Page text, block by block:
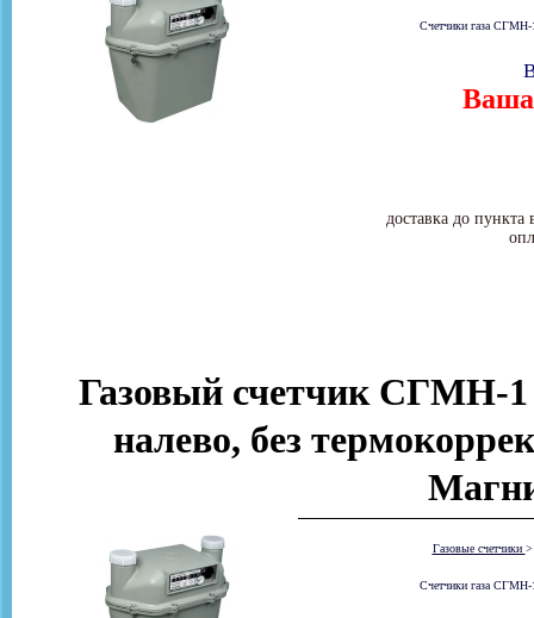
Счетчики газа СГМН-
Ваша
доставка до
Газовый счетчик СГМН-1
налево, без
Газовые счетчики
Счетчики газа СГМН-